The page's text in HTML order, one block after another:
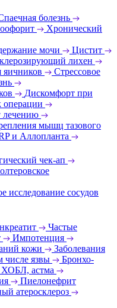
болезнь
Хронический
мочи
Цистит
лихен
Стрессовое
Дискомфорт при
операции
лечению
мышц тазового
и Аллопланта
чек-ап
исследование сосудов
Частые
Импотенция
кожи
Заболевания
числе язвы
Бронхо-
ХОБЛ, астма
Пиелонефрит
атеросклероз